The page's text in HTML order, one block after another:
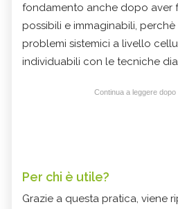
fondamento anche dopo aver
possibili e immaginabili,
problemi sistemici a livello
individuabili con le tecniche
Continua a leggere dopo
Per chi è utile?
Grazie a questa pratica, viene